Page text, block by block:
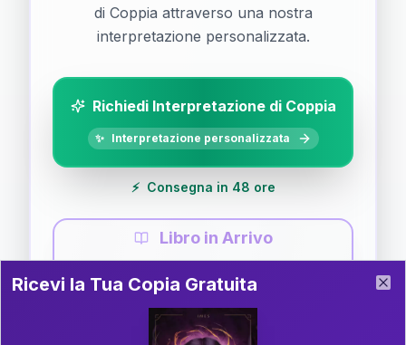
di Coppia attraverso una nostra
interpretazione personalizzata.
Richiedi Interpretazione di Coppia
✨ Interpretazione personalizzata
⚡ Consegna in 48 ore
Libro in Arrivo
Guida completa di Coppia
Il libro è in fase di scrittura. Iscriviti alla newsletter
per ricevere aggiornamenti!
Ricevi la Tua Copia Gratuita del Libro
Ricevi la Tua Copia Gratuita